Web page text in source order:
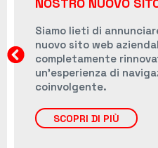
lavorazione di argille
molto dure sia umide
indispensabile per
dalle cave, in modo da
dalle macchine di